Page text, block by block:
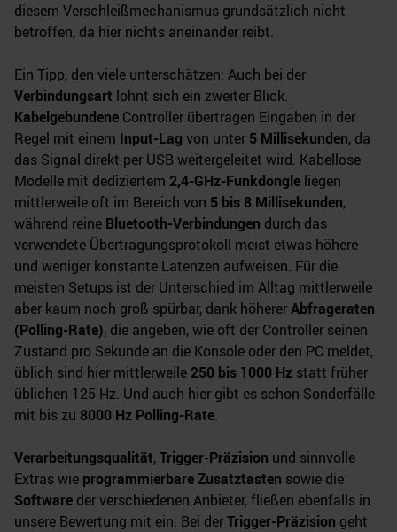
diesem Verschleißmechanismus grundsätzlich nicht
betroffen, da hier nichts aneinander reibt.
Ein Tipp, den viele unterschätzen: Auch bei der
Verbindungsart lohnt sich ein zweiter Blick.
Kabelgebundene Controller übertragen Eingaben in der
Regel mit einem Input-Lag von unter 5 Millisekunden, da
das Signal direkt per USB weitergeleitet wird. Kabellose
Modelle mit dediziertem 2,4-GHz-Funkdongle liegen
mittlerweile oft im Bereich von 5 bis 8 Millisekunden,
während reine Bluetooth-Verbindungen durch das
verwendete Übertragungsprotokoll meist etwas höhere
und weniger konstante Latenzen aufweisen. Für die
meisten Setups ist der Unterschied im Alltag mittlerweile
aber kaum noch groß spürbar, dank höhererAbfrageraten
(Polling-Rate), die angeben, wie oft der Controller seinen
Zustand pro Sekunde an die Konsole oder den PC meldet,
üblich sind hier mittlerweile 250 bis 1000 Hz statt früher
üblichen 125 Hz. Und auch hier gibt es schon Sonderfälle
mit bis zu 8000 Hz Polling-Rate.
Verarbeitungsqualität,Trigger-Präzision und sinnvolle
Extras wie programmierbare Zusatztasten sowie die
Software der verschiedenen Anbieter, fließen ebenfalls in
unsere Bewertung mit ein. Bei derTrigger-Präzision geht